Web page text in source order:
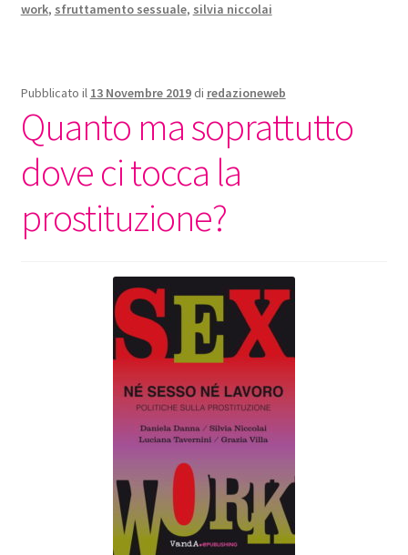
work, sfruttamento sessuale, silvia niccolai
Pubblicato il 13 Novembre 2019 di redazioneweb
Quanto ma soprattutto
dove ci tocca la
prostituzione?